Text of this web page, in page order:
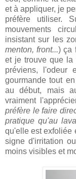
et à appliquer, je
préfère utiliser.
mouvements
insistant sur les
menton, front...) ça
et je trouve que la
préviens, l'odeur
gourmande tout
au début, mais
vraiment
préfère le faire
pratique qu'au
qu'elle est exfoliée
signe d'irritation
moins visibles et